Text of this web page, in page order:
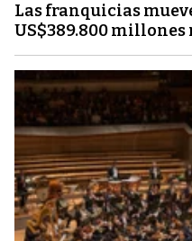
Las franquicias
US$389.800